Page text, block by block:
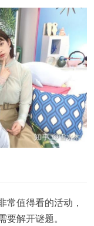
常值得看的活动，
解开谜题。